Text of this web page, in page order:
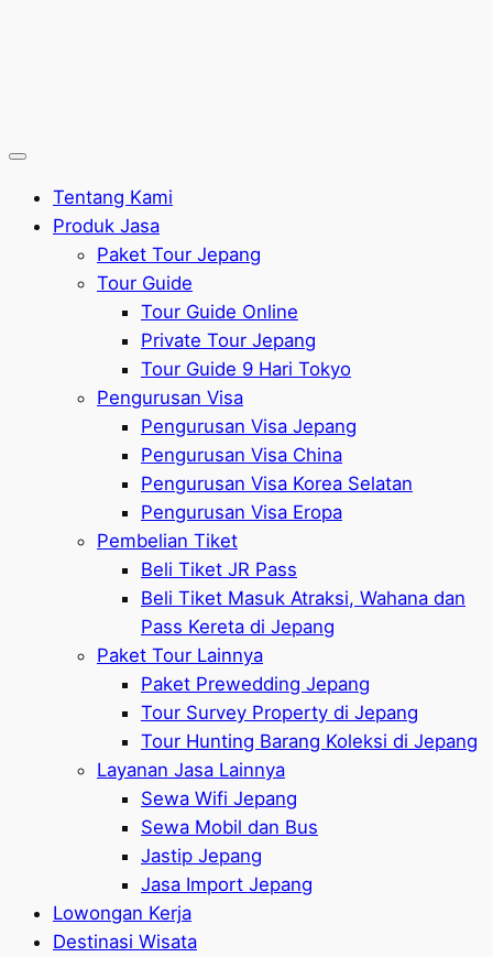
Tentang Kami
Produk Jasa
Paket Tour Jepang
Tour Guide
Tour Guide Online
Private Tour Jepang
Tour Guide 9 Hari Tokyo
Pengurusan Visa
Pengurusan Visa Jepang
Pengurusan Visa China
Pengurusan Visa Korea Selatan
Pengurusan Visa Eropa
Pembelian Tiket
Beli Tiket JR Pass
Beli Tiket Masuk Atraksi, Wahana dan
Pass Kereta di Jepang
Paket Tour Lainnya
Paket Prewedding Jepang
Tour Survey Property di Jepang
Tour Hunting Barang Koleksi di Jepang
Layanan Jasa Lainnya
Sewa Wifi Jepang
Sewa Mobil dan Bus
Jastip Jepang
Jasa Import Jepang
Lowongan Kerja
Destinasi Wisata